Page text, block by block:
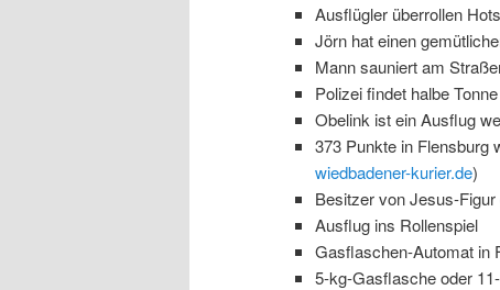
Ausflügler überrollen
Jörn hat einen
Mann sauniert am
Polizei findet halbe
Obelink ist ein Ausflug
373 Punkte in Flensburg
wiedbadener-kurier.de)
Besitzer von Jesus-
Ausflug ins Rollenspiel
Gasflaschen-Automat in
5-kg-Gasflasche oder